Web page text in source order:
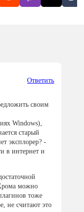
Ответить
своим
Windows),
старый
эксплорер? -
в интернет и
можно
тоже
не считают это